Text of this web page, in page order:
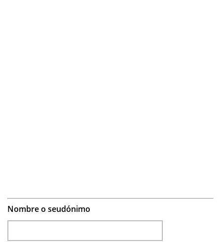
Nombre o seudónimo